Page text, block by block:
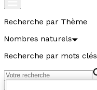
Recherche par Thème
Nombres naturels
Recherche par mots clés